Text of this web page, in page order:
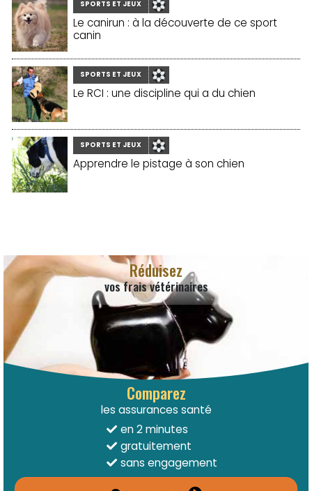
SPORTS ET JEUX
Le canirun : à la découverte de ce sport
canin
SPORTS ET JEUX
Le RCI : une discipline qui a du chien
SPORTS ET JEUX
Apprendre le pistage à son chien
Réduisez
vos frais vétérinaires
Comparez
les assurances santé
en 2 minutes
gratuitement
sans engagement